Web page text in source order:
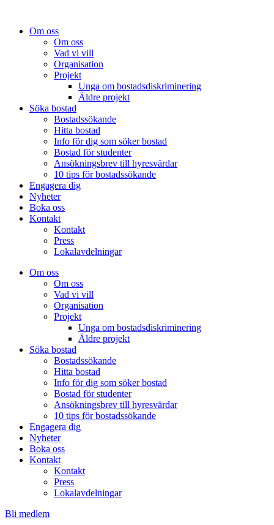
Om oss
Om oss
Vad vi vill
Organisation
Projekt
Unga om bostadsdiskriminering
Äldre projekt
Söka bostad
Bostadssökande
Hitta bostad
Info för dig som söker bostad
Bostad för studenter
Ansökningsbrev till hyresvärdar
10 tips för bostadssökande
Engagera dig
Nyheter
Boka oss
Kontakt
Kontakt
Press
Lokalavdelningar
Om oss
Om oss
Vad vi vill
Organisation
Projekt
Unga om bostadsdiskriminering
Äldre projekt
Söka bostad
Bostadssökande
Hitta bostad
Info för dig som söker bostad
Bostad för studenter
Ansökningsbrev till hyresvärdar
10 tips för bostadssökande
Engagera dig
Nyheter
Boka oss
Kontakt
Kontakt
Press
Lokalavdelningar
Bli medlem